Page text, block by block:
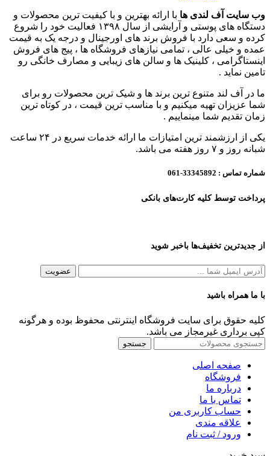
وب سایت آف لندی ها با ارائه بهترین و با کیفیت ترین محصولات و
دستگاه های پوستی و آرایشی از سال ۱۳۹۸ فعالیت خود را شروع
کرده و سعی دارد با فروش برند های اورجینال و درجه یک به قیمت
عمده و خیلی عالی ، تمامی نیازهای فروشگاه ها ، پیج های فروش
اینستاگرامی ، کلینیک ها و سالن های زیبایی و مصارف خانگی رو
تامین نماید .
ما در آف لند متنوع ترین برند ها و شیک ترین محصولات رو برای
شما عزیزان تهیه میکنیم و با مناسب ترین قیمت ، در کوتاه ترین
زمان تقدیم شما مینماییم .
یکی از ارزشمند ترین امتیازات ما ارائه خدمات سریع در ۲۴ ساعت
شبانه روز و ۷ روز هفته می باشد.
شماره تماس : 33345892-061
پرداخت توسط کلیه کارت‌های بانکی
از جدیدترین تخفیف‌ها باخبر شوید
با ما همراه باشید
کلیه حقوق برای سایت فروشگاه اینترنتی محفوظ بوده و هرگونه
کپی برداری غیرمجاز می باشد.
جستجو
صفحه اصلی
فروشگاه
درباره ما
تماس با ما
حساب کاربری من
علاقه مندی
ورود / ثبت نام